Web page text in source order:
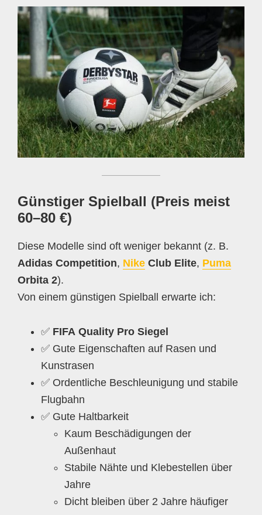
Günstiger Spielball (Preis meist
60–80 €)
Diese Modelle sind oft weniger bekannt (z. B.
Adidas Competition, Nike Club Elite, Puma
Orbita 2).
Von einem günstigen Spielball erwarte ich:
✅ FIFA Quality Pro Siegel
✅ Gute Eigenschaften auf Rasen und
Kunstrasen
✅ Ordentliche Beschleunigung und stabile
Flugbahn
✅ Gute Haltbarkeit
Kaum Beschädigungen der
Außenhaut
Stabile Nähte und Klebestellen über
Jahre
Dicht bleiben über 2 Jahre häufiger